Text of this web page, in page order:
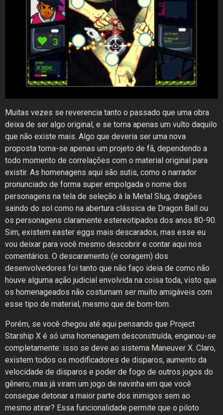
Muitas vezes se reverencia tanto o passado que uma obra
deixa de ser algo original, e se torna apenas um vulto daquilo
que não existe mais. Algo que deveria ser uma nova
proposta torna-se apenas um projeto de fã, dependendo a
todo momento de correlações com o material original para
existir. As homenagens aqui são sutis, como o narrador
pronunciado de forma super empolgada o nome dos
personagens na tela de seleção à la Metal Slug, dragões
saindo do sol como na abertura clássica de Dragon Ball ou
os personagens claramente estereotipados dos anos 80-90.
Sim, existem easter eggs mais descarados, mas esse eu
vou deixar para você mesmo descobrir e contar aqui nos
comentários. O descaramento (e coragem) dos
desenvolvedores foi tanto que não faço ideia de como não
houve alguma ação judicial envolvida na coisa toda, visto que
os homenageados não costumam ser muito amigáveis com
esse tipo de material, mesmo que de bom-tom.
Porém, se você chegou até aqui pensando que Project
Starship X é só uma homenagem desconstruída, enganou-se
completamente: isso se deve ao sistema Maneuver X. Claro,
existem todos os modificadores de disparos, aumento da
velocidade de disparos e poder de fogo de outros jogos do
gênero, mas já viram um jogo de navinha em que você
consegue detonar a maior parte dos inimigos sem ao
mesmo atirar? Essa funcionalidade permite que o piloto